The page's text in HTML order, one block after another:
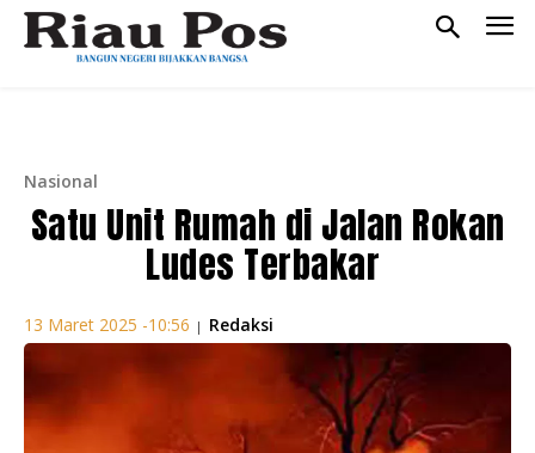
Nasional
Satu Unit Rumah di Jalan Rokan
Ludes Terbakar
13 Maret 2025 -10:56 | Redaksi